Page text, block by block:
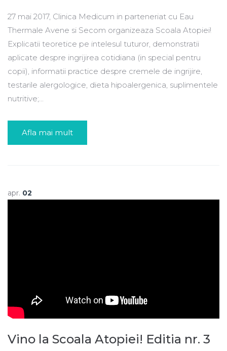
27 mai 2017, Clinica Medicum in parteneriat cu Eau
Thermale Avene si Secom organizeaza Scoala Atopiei!
Explicatii teoretice pe intelesul tuturor, demonstratii
aplicate despre ingrijirea cotidiana (in special pentru
copii), informatii practice despre cremele de ingrijire,
testarile alergologice, dieta hipoalergenica, suplimentele
nutritive;...
Afla mai mult
apr. 02
Vino la Scoala Atopiei! Editia nr. 3